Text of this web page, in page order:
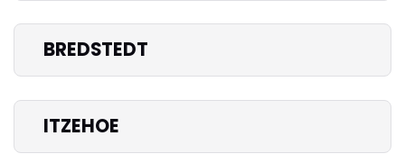
BREDSTEDT
ITZEHOE